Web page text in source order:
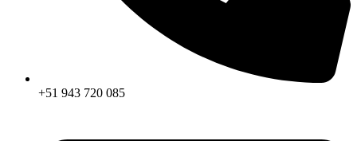
+51 943 720 085